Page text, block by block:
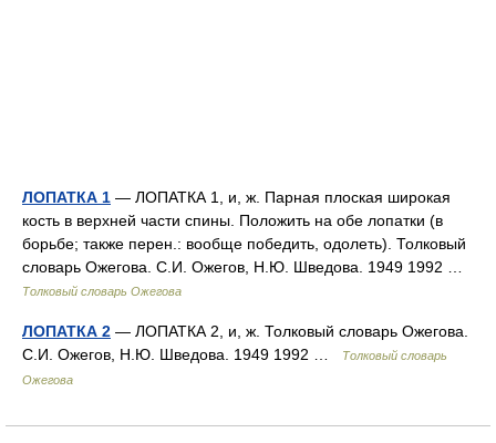
ЛОПАТКА 1 — ЛОПАТКА 1, и, ж. Парная плоская широкая
кость в верхней части спины. Положить на обе лопатки (в
борьбе; также перен.: вообще победить, одолеть). Толковый
словарь Ожегова. С.И. Ожегов, Н.Ю. Шведова. 1949 1992 …
Толковый словарь Ожегова
ЛОПАТКА 2 — ЛОПАТКА 2, и, ж. Толковый словарь Ожегова.
С.И. Ожегов, Н.Ю. Шведова. 1949 1992 …
Толковый словарь
Ожегова